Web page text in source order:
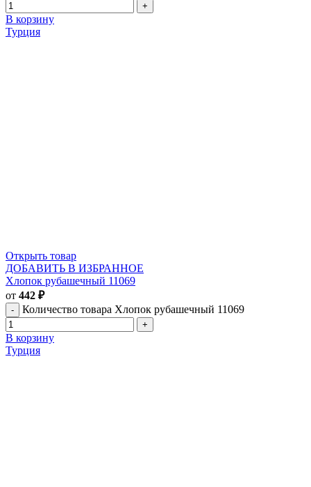
В корзину
Турция
Открыть товар
ДОБАВИТЬ В ИЗБРАННОЕ
Хлопок рубашечный 11069
от 442 ₽
Количество товара Хлопок рубашечный 11069
В корзину
Турция